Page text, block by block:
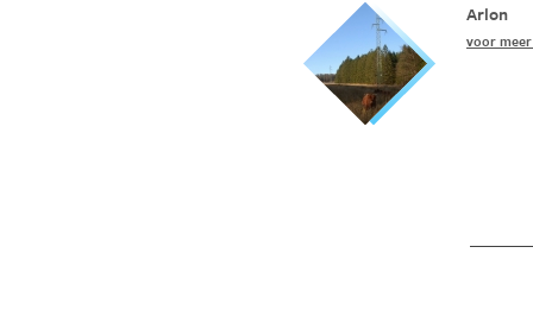
Arlon
voor